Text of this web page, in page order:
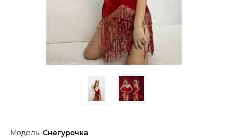
Модель: Снегурочка